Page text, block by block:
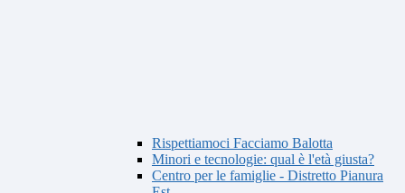
Rispettiamoci Facciamo Balotta
Minori e tecnologie: qual è l'età giusta?
Centro per le famiglie - Distretto Pianura